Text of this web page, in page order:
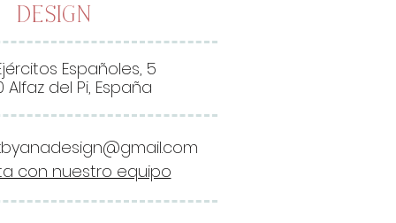
Design
Españoles, 5
Alfaz del Pi, España
con nuestro equipo